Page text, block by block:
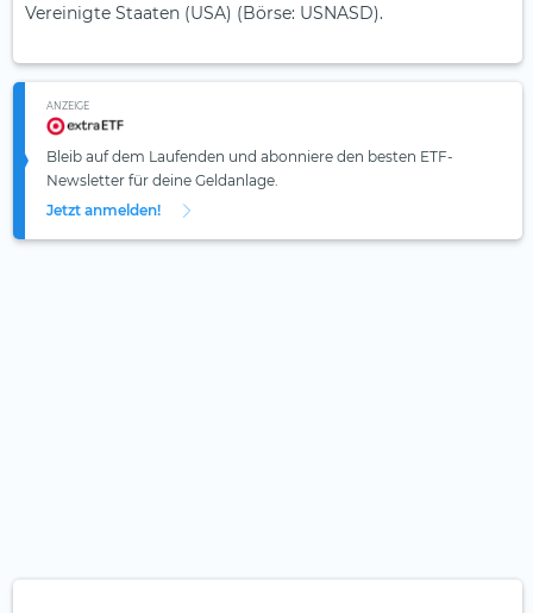
Vereinigte Staaten (USA) (Börse: USNASD).
ANZEIGE
Bleib auf dem Laufenden und abonniere den besten ETF-
Newsletter für deine Geldanlage.
Jetzt anmelden!